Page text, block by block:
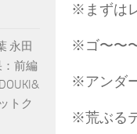
※まずは
※ゴ〜〜
※アンダ
※荒ぶる
永田
：前編
トク